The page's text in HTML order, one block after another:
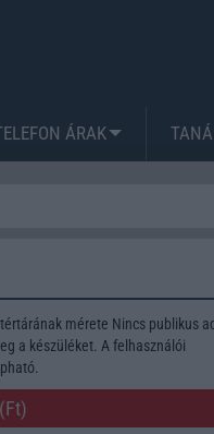
ÁRAK
mérete Nincs publikus
a készüléket. A felhasználói